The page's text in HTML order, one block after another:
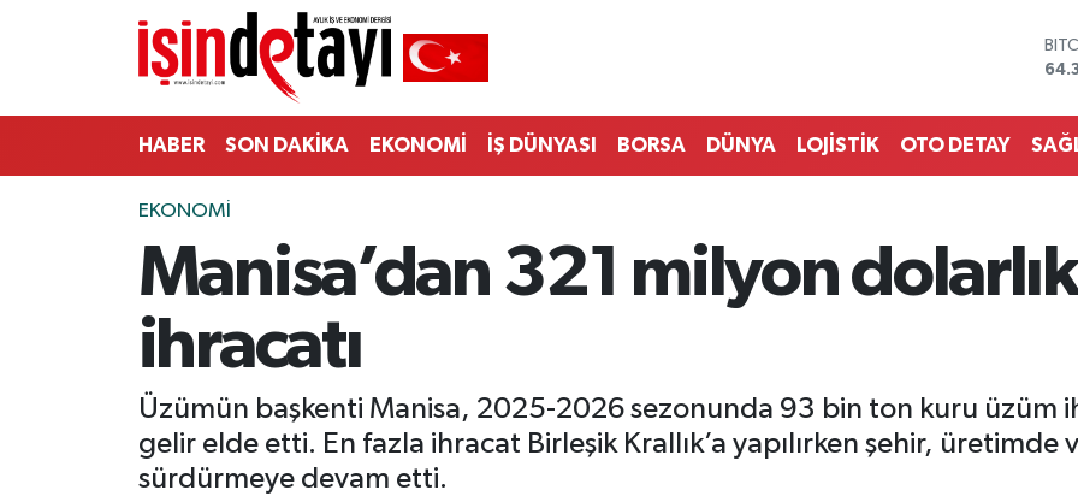
HABER SON DAKİKA EKONOMİ İŞ DÜNYASI BORSA DÜNYA LOJİSTİK OTO DETAY
EKONOMİ
Manisa’dan 321 milyon
ihracatı
Üzümün başkenti Manisa, 2025-2026 sezonunda 93 bin ton kuru üzüm
gelir elde etti. En fazla ihracat Birleşik Krallık’a yapılırken şehir,
sürdürmeye devam etti.
EKONOMİ
ENERJİ HABERİ
GAYRİMENKUL
LOJİSTİK
Nöbetçi Eczaneler
Hava Durumu
İstanbul Namaz Vakitleri
Trafik Durumu
Süper Lig Puan Durumu ve Fikstür
Tüm Manşetler
Son Dakika Haberleri